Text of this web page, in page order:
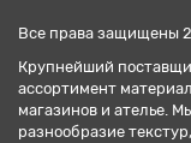
Все права защищены
Крупнейший
ассортимент
магазинов и ателье.
разнообразие